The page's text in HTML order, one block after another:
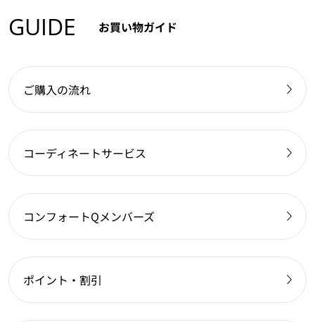
GUIDE お買い物ガイド
ご購入の流れ
コーディネートサービス
コンフォートQメンバーズ
ポイント・割引